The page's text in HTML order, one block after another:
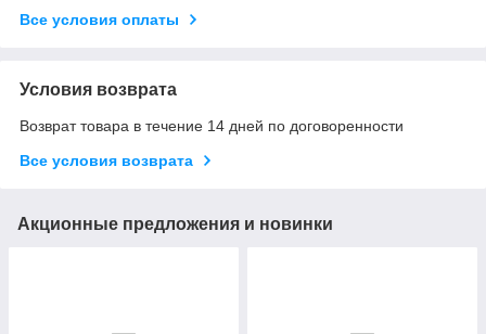
Все условия оплаты
Условия возврата
Возврат товара в течение 14 дней по договоренности
Все условия возврата
Акционные предложения и новинки